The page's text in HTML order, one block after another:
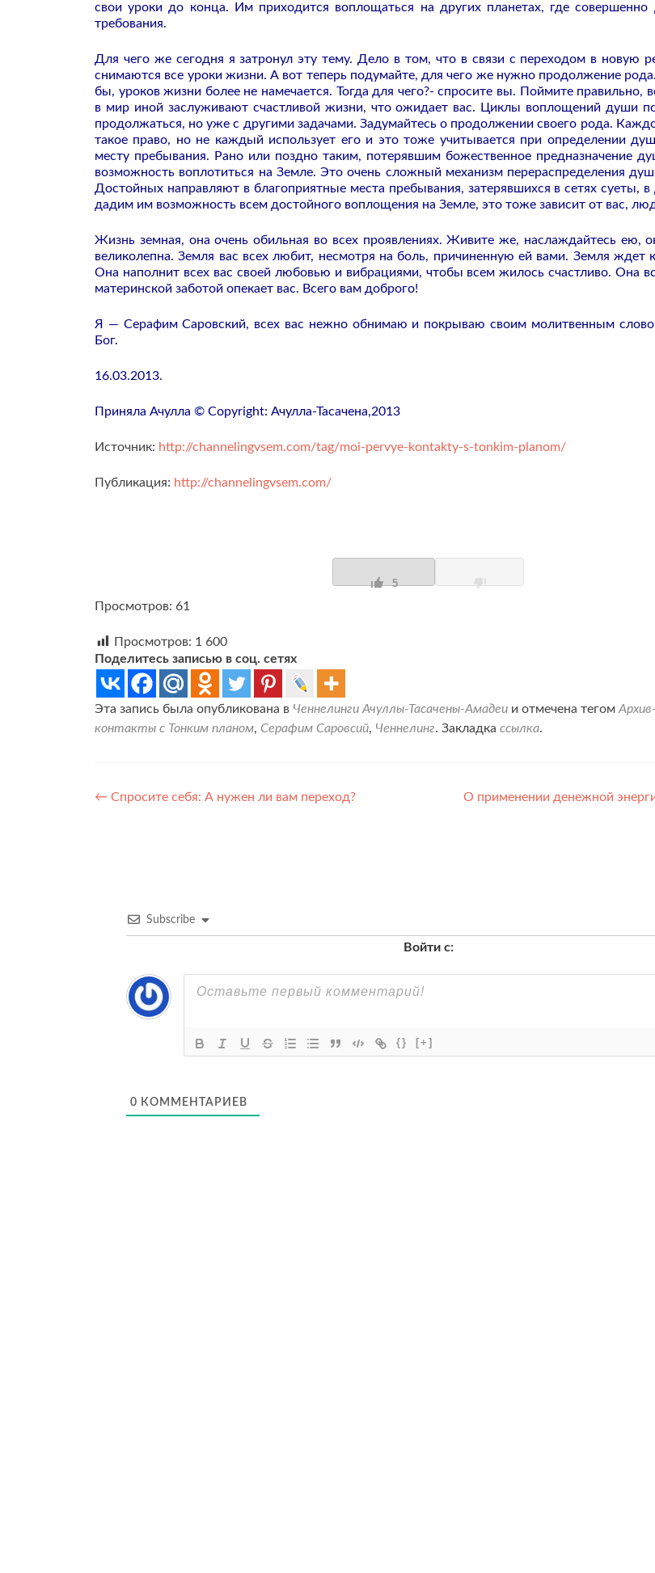
свои уроки до конца. Им приходится воплощаться на других планетах, где совершенно
требования.
Для чего же сегодня я затронул эту тему. Дело в том, что в связи с переходом в новую
снимаются все уроки жизни. А вот теперь подумайте, для чего же нужно продолжение
бы, уроков жизни более не намечается. Тогда для чего?- спросите вы. Поймите правильно,
в мир иной заслуживают счастливой жизни, что ожидает вас. Циклы воплощений души
продолжаться, но уже с другими задачами. Задумайтесь о продолжении своего рода.
такое право, но не каждый использует его и это тоже учитывается при определении
месту пребывания. Рано или поздно таким, потерявшим божественное предназначение
возможность воплотиться на Земле. Это очень сложный механизм перераспределения
Достойных направляют в благоприятные места пребывания, затерявшихся в сетях суеты,
дадим им возможность всем достойного воплощения на Земле, это тоже зависит от вас,
Жизнь земная, она очень обильная во всех проявлениях. Живите же, наслаждайтесь ею,
великолепна. Земля вас всех любит, несмотря на боль, причиненную ей вами. Земля ждет
Она наполнит всех вас своей любовью и вибрациями, чтобы всем жилось счастливо. Она
материнской заботой опекает вас. Всего вам доброго!
Я — Серафим Саровский, всех вас нежно обнимаю и покрываю своим молитвенным
Бог.
16.03.2013.
Приняла Ачулла © Copyright: Ачулла-Тасачена,2013
Источник: http://channelingvsem.com/tag/moi-pervye-kontakty-s-tonkim-planom/
Публикация: http://channelingvsem.com/
5
Просмотров: 61
Просмотров: 1 600
Поделитесь записью в соц. сетях
Эта запись была опубликована в Ченнелинги Ачуллы-Тасачены-Амадеи и отмечена тегом
контакты с Тонким планом, Серафим Саровсий, Ченнелинг. Закладка ссылка.
Навигация
← Спросите себя: А нужен ли вам переход?
О применении денежной
Subscribe
Войти с:
{} [+]
0 КОММЕНТАРИЕВ